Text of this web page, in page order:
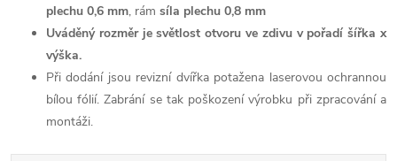
plechu 0,6 mm, rám síla plechu 0,8 mm
Uváděný rozměr je světlost otvoru ve zdivu v pořadí šířka x
výška.
Při dodání jsou revizní dvířka potažena laserovou ochrannou
bílou fólií. Zabrání se tak poškození výrobku při zpracování a
montáži.